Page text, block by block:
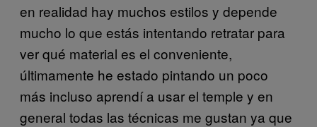
en realidad hay muchos estilos y depende
mucho lo que estás intentando retratar para
ver qué material es el conveniente,
últimamente he estado pintando un poco
más incluso aprendí a usar el temple y en
general todas las técnicas me gustan ya que